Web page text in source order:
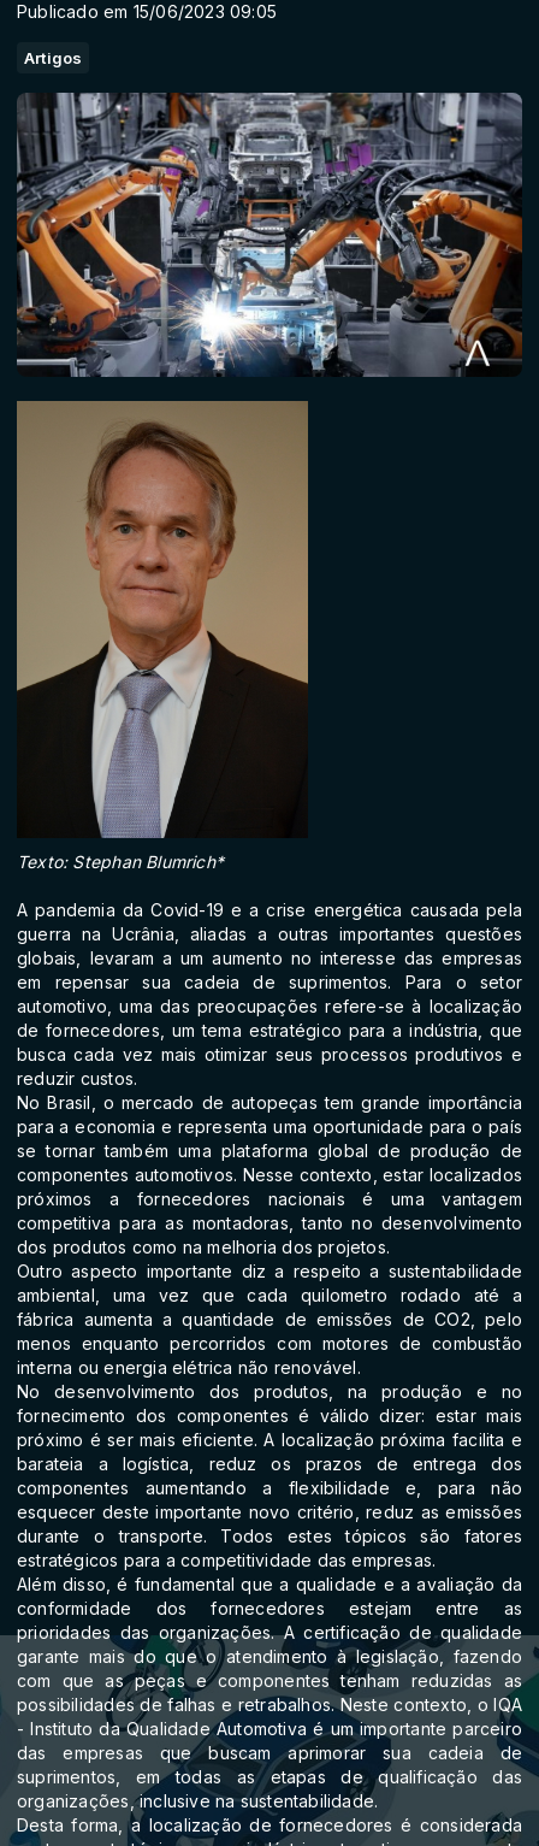
Publicado em 15/06/2023 09:05
Artigos
Texto: Stephan Blumrich*
A pandemia da Covid-19 e a crise energética causada pela
guerra na Ucrânia, aliadas a outras importantes questões
globais, levaram a um aumento no interesse das empresas
em repensar sua cadeia de suprimentos. Para o setor
automotivo, uma das preocupações refere-se à localização
de fornecedores, um tema estratégico para a indústria, que
busca cada vez mais otimizar seus processos produtivos e
reduzir custos.
No Brasil, o mercado de autopeças tem grande importância
para a economia e representa uma oportunidade para o país
se tornar também uma plataforma global de produção de
componentes automotivos. Nesse contexto, estar localizados
próximos a fornecedores nacionais é uma vantagem
competitiva para as montadoras, tanto no desenvolvimento
dos produtos como na melhoria dos projetos.
Outro aspecto importante diz a respeito a sustentabilidade
ambiental, uma vez que cada quilometro rodado até a
fábrica aumenta a quantidade de emissões de CO2, pelo
menos enquanto percorridos com motores de combustão
interna ou energia elétrica não renovável.
No desenvolvimento dos produtos, na produção e no
fornecimento dos componentes é válido dizer: estar mais
próximo é ser mais eficiente. A localização próxima facilita e
barateia a logística, reduz os prazos de entrega dos
componentes aumentando a flexibilidade e, para não
esquecer deste importante novo critério, reduz as emissões
durante o transporte. Todos estes tópicos são fatores
estratégicos para a competitividade das empresas.
Além disso, é fundamental que a qualidade e a avaliação da
conformidade dos fornecedores estejam entre as
prioridades das organizações. A certificação de qualidade
garante mais do que o atendimento à legislação, fazendo
com que as peças e componentes tenham reduzidas as
possibilidades de falhas e retrabalhos. Neste contexto, o IQA
- Instituto da Qualidade Automotiva é um importante parceiro
das empresas que buscam aprimorar sua cadeia de
suprimentos, em todas as etapas de qualificação das
organizações, inclusive na sustentabilidade.
Desta forma, a localização de fornecedores é considerada